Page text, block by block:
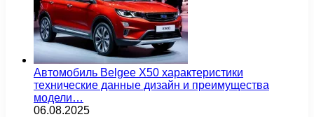
Автомобиль Belgee X50 характеристики
технические данные дизайн и преимущества
модели…
06.08.2025